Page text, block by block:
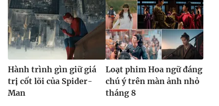
Hành trình gìn giữ giá
trị cốt lõi của Spider-
Man
Loạt phim Hoa ngữ đáng
chú ý trên màn ảnh nhỏ
tháng 8